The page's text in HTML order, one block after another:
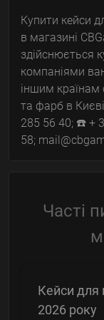
Купити кейси
в магазині
здійснюється
компаніями
іншим країнам
та фарб в
285 56 40; ☎️ +
58;
Часті
Кейси для
2026 року